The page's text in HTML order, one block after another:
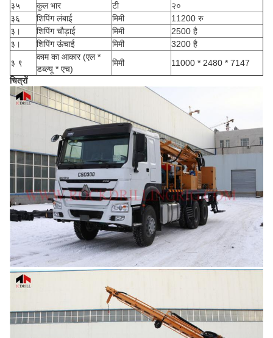
३५
कुल भार टी
२०
३६
शिपिंग लंबाई मिमी
11200 रु
३।
शिपिंग चौड़ाई मिमी
2500 है
३।
शिपिंग ऊंचाई मिमी
3200 है
३ ९
काम का आकार (एल *
डब्ल्यू * एच)
मिमी
11000 * 2480 * 7147
चित्रों